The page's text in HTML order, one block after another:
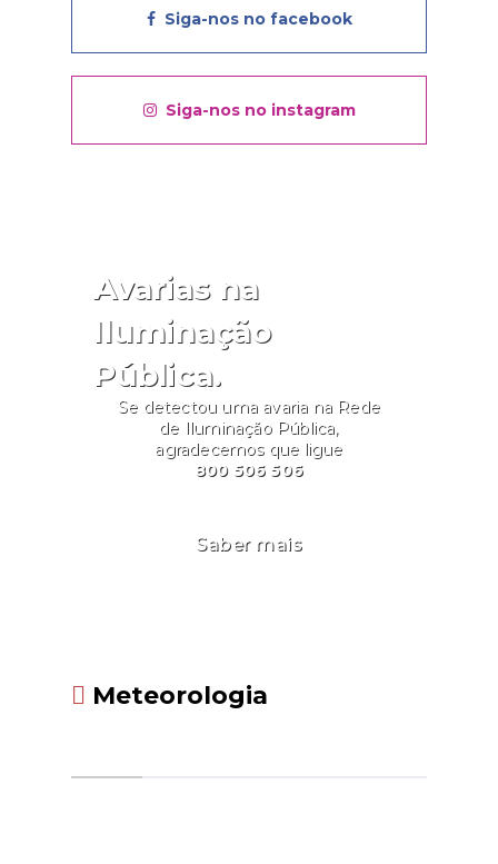
Siga-nos no facebook
Siga-nos no instagram
Avarias na
Iluminação
Pública.
Se detectou uma avaria na Rede
de Iluminação Pública,
agradecemos que ligue
800 506 506
Saber mais
Meteorologia